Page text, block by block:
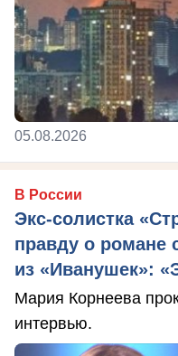
05.08.2026
В России
Экс-солистка
правду о
из «Иванушек»:
Мария Корнеева
интервью.